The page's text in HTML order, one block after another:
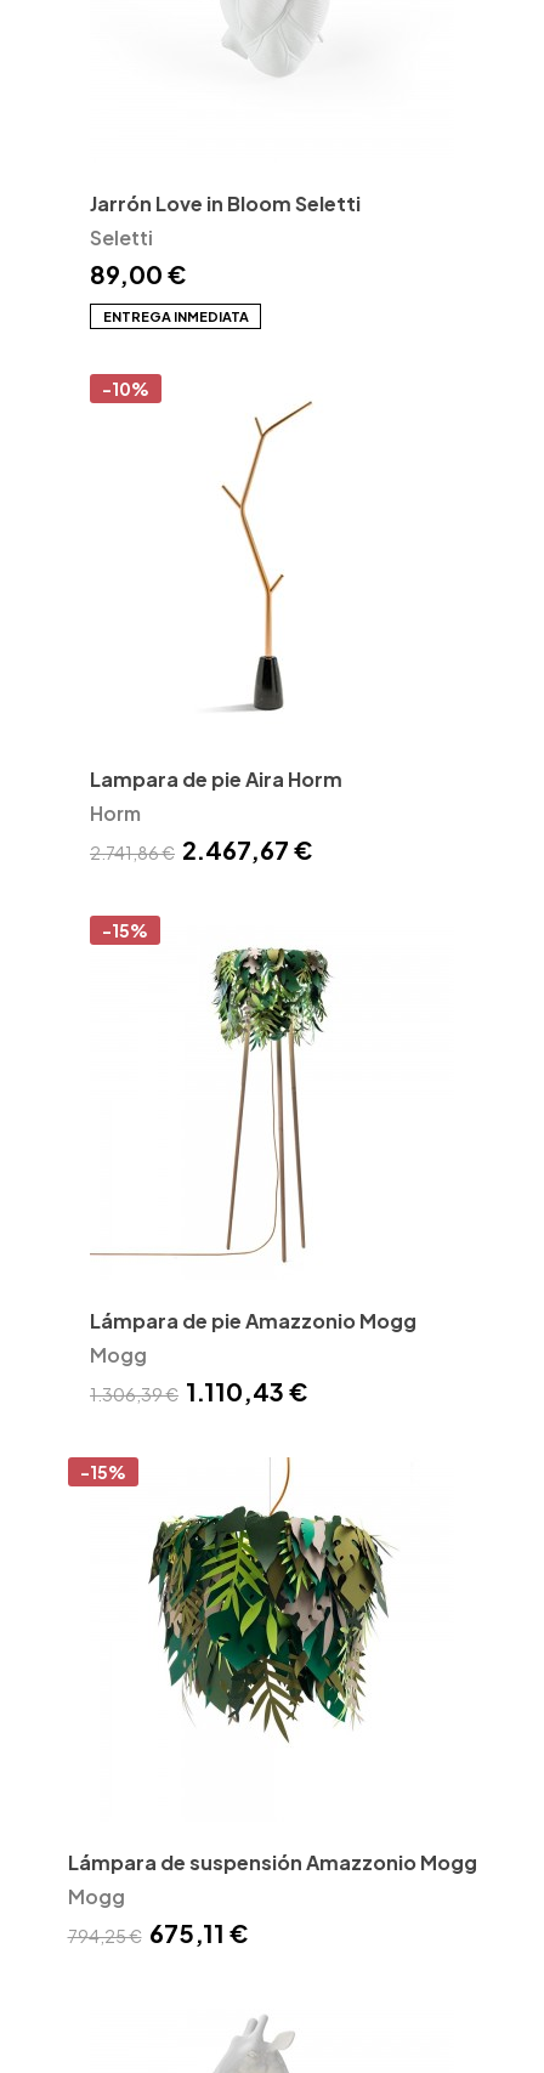
Jarrón Love in Bloom Seletti
Seletti
89,00 €
ENTREGA INMEDIATA
-10%
Lampara de pie Aira Horm
Horm
2.741,86 € 2.467,67 €
-15%
Lámpara de pie Amazzonio Mogg
Mogg
1.306,39 € 1.110,43 €
-15%
Lámpara de suspensión Amazzonio Mogg
Mogg
794,25 € 675,11 €